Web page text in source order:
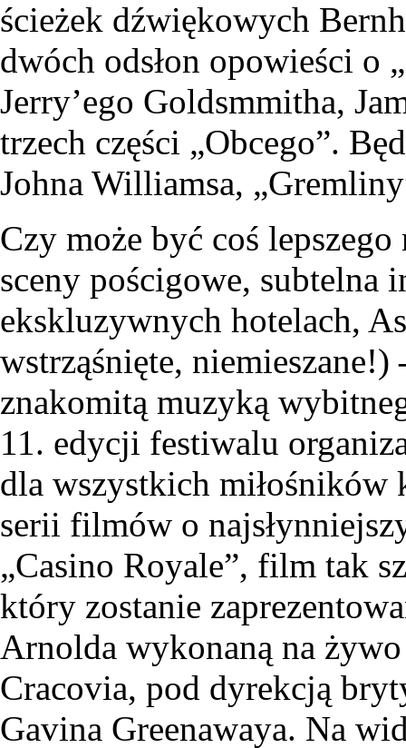
ścieżek dźwiękowych
dwóch odsłon opowieści o
Jerry’ego Goldsmmitha,
trzech części „Obcego”.
Johna Williamsa,
Czy może być coś
sceny pościgowe, subtelna
ekskluzywnych hotelach,
wstrząśnięte, niemieszane!)
znakomitą muzyką
11. edycji festiwalu
dla wszystkich
serii filmów o
„Casino Royale”, film tak
który zostanie
Arnolda wykonaną na
Cracovia, pod dyrekcją
Gavina Greenawaya. Na